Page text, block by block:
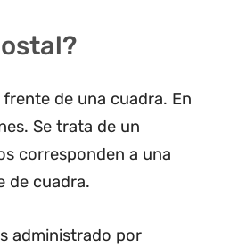
de una cuadra. En
Se trata de un
corresponden a una
de cuadra.
administrado por